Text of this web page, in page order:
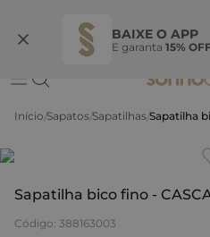
BAIXE O APP
E garanta 15%
Ganhe 10% OFF na coleção
Sapatos Sapatilhas Sapatilha
Sapatilha bico fino -
Código: 388163003